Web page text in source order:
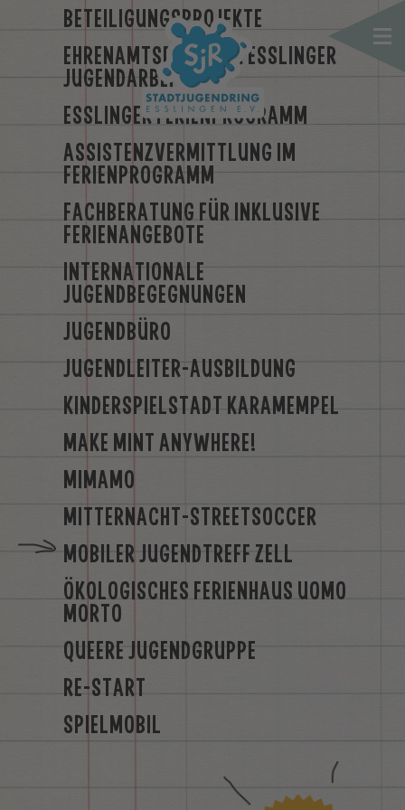
BETEILIGUNGSPROJEKTE
EHRENAMTSPREIS DER ESSLINGER
JUGENDARBEIT
ESSLINGER FERIENPROGRAMM
ASSISTENZVERMITTLUNG IM
FERIENPROGRAMM
FACHBERATUNG FÜR INKLUSIVE
FERIENANGEBOTE
INTERNATIONALE
JUGENDBEGEGNUNGEN
JUGENDBÜRO
JUGENDLEITER-AUSBILDUNG
KINDERSPIELSTADT KARAMEMPEL
MAKE MINT ANYWHERE!
MIMAMO
MITTERNACHT-STREETSOCCER
MOBILER JUGENDTREFF ZELL
ÖKOLOGISCHES FERIENHAUS UOMO
MORTO
QUEERE JUGENDGRUPPE
RE-START
SPIELMOBIL